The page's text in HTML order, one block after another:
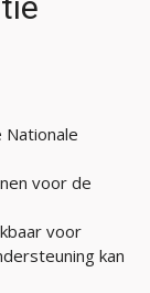
Nationale
voor de
voor
kan